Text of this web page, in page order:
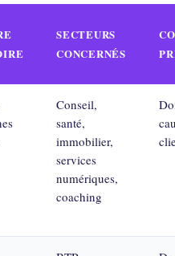
SECTEURS
CONCERNÉS
Conseil,
santé,
immobilier,
services
numériques,
coaching